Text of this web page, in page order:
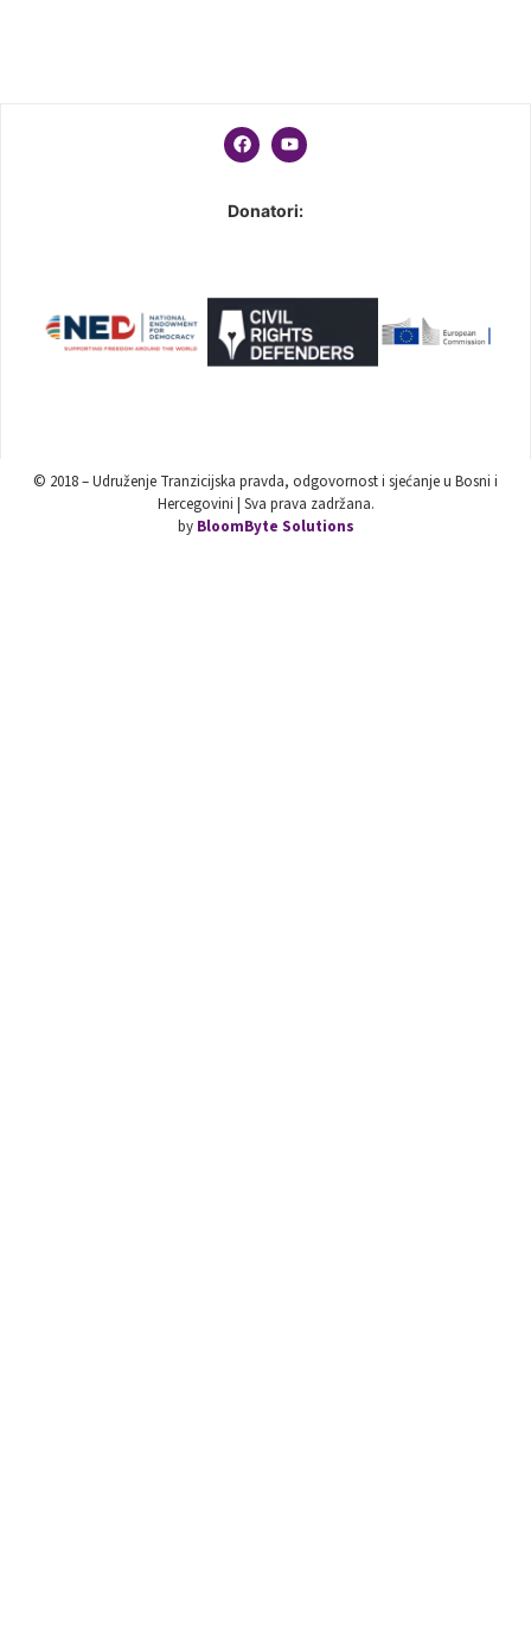
Donatori:
© 2018 – Udruženje Tranzicijska pravda, odgovornost i sjećanje u Bosni i
Hercegovini | Sva prava zadržana.
by BloomByte Solutions